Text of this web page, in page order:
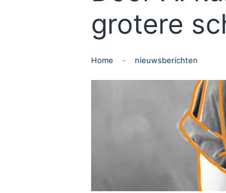
grotere
Home nieuwsberichten